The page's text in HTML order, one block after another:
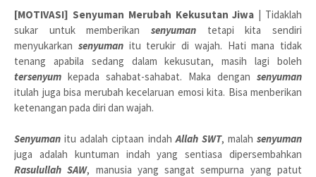
[MOTIVASI] Senyuman Merubah Kekusutan Jiwa | Tidaklah
sukar untuk memberikan senyuman tetapi kita sendiri
menyukarkan senyumanitu terukir di wajah. Hati mana tidak
tenang apabila sedang dalam kekusutan, masih lagi boleh
tersenyum kepada sahabat-sahabat. Maka dengan senyuman
itulah juga bisa merubah kecelaruan emosi kita. Bisa menberikan
ketenangan pada diri dan wajah.
Senyuman itu adalah ciptaan indahAllah SWT, malah senyuman
juga adalah kuntuman indah yang sentiasa dipersembahkan
Rasulullah SAW, manusia yang sangat sempurna yang patut